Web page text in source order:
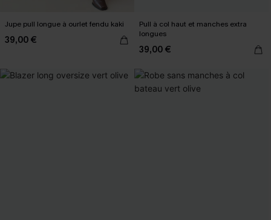
Jupe pull longue à ourlet fendu kaki
39,00 €
Pull à col haut et manches extra
longues
39,00 €